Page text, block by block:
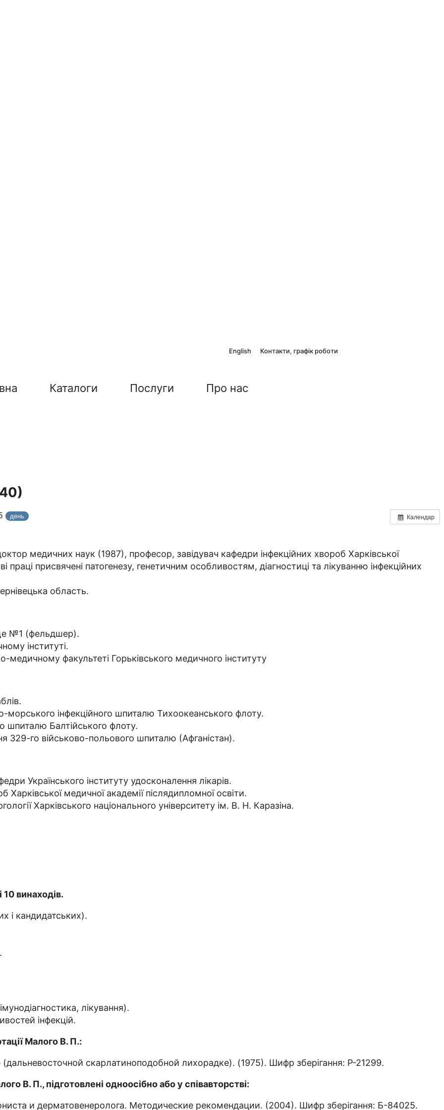
English Контакти, графік роботи
Каталоги Послуги Про нас
Календар
день
медичних наук (1987), професор, завідувач кафедри інфекційних хвороб Харківської
праці присвячені патогенезу, генетичним особливостям, діагностиці та лікуванню інфекційних
область.
№1 (фельдшер).
інституті.
медичному факультеті Горьківського медичного інституту
морського інфекційного шпиталю Тихоокеанського флоту.
шпиталю Балтійського флоту.
329-го військово-польового шпиталю (Афганістан).
Українського інституту удосконалення лікарів.
Харківської медичної академії післядипломної освіти.
Харківського національного університету ім. В. Н. Каразіна.
винаходів.
і кандидатських).
лікування).
інфекцій.
Малого В. П.:
скарлатиноподобной лихорадке). (1975). Шифр зберігання: Р-21299.
В. П., підготовлені одноосібно або у співавторстві:
и дерматовенеролога. Методические рекомендации. (2004). Шифр зберігання: Б-84025.